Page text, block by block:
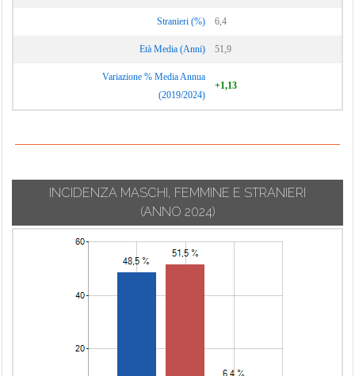
Stranieri (%) 6,4
Età Media (Anni) 51,9
Variazione % Media Annua
(2019/2024)
+1,13
INCIDENZA MASCHI, FEMMINE E STRANIERI
(ANNO 2024)